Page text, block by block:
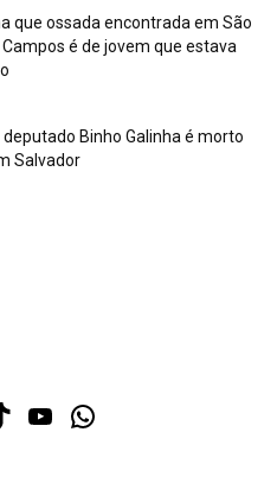
que ossada encontrada em São
é de jovem que estava
Binho Galinha é morto
Salvador
TikTok Youtube